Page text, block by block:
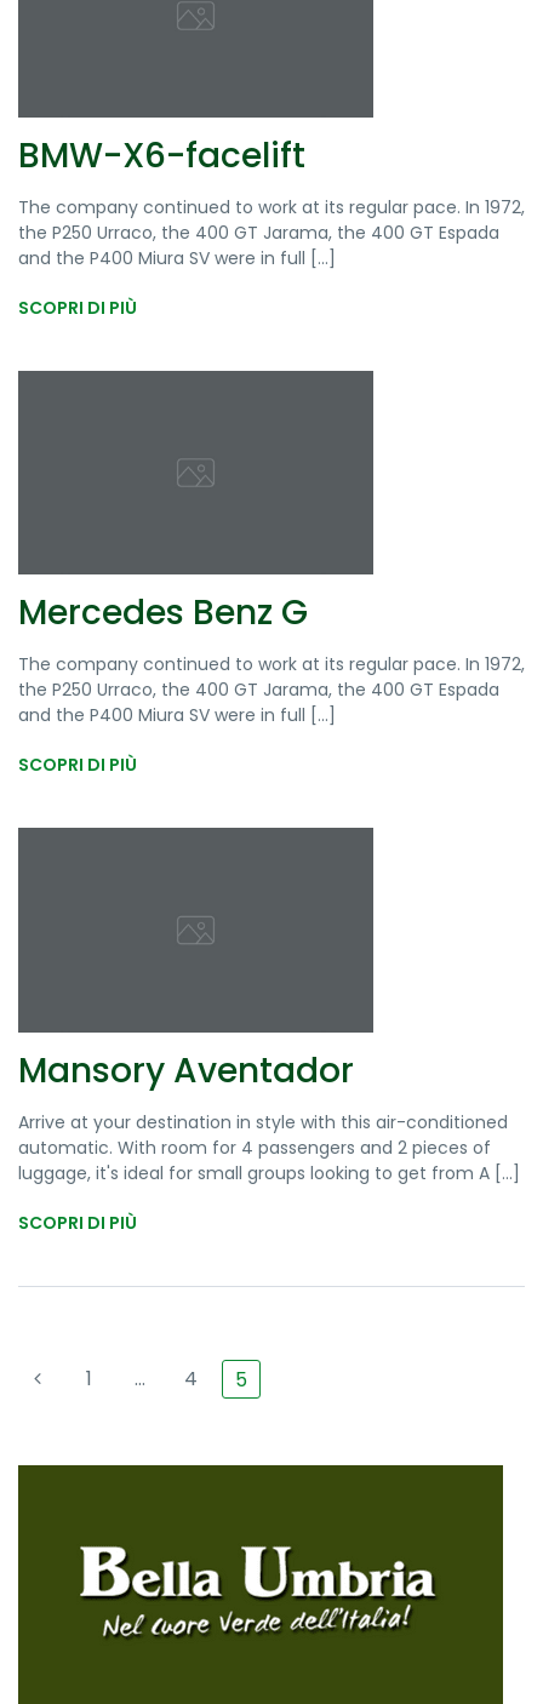
BMW-X6-facelift
The company continued to work at its regular pace. In 1972,
the P250 Urraco, the 400 GT Jarama, the 400 GT Espada
and the P400 Miura SV were in full [...]
SCOPRI DI PIÙ
Mercedes Benz G
The company continued to work at its regular pace. In 1972,
the P250 Urraco, the 400 GT Jarama, the 400 GT Espada
and the P400 Miura SV were in full [...]
SCOPRI DI PIÙ
Mansory Aventador
Arrive at your destination in style with this air-conditioned
automatic. With room for 4 passengers and 2 pieces of
luggage, it's ideal for small groups looking to get from A [...]
SCOPRI DI PIÙ
1 … 4 5